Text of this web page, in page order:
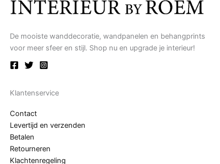
De mooiste wanddecoratie, wandpanelen en behangprints
voor meer sfeer en stijl. Shop nu en upgrade je interieur!
Klantenservice
Contact
Levertijd en verzenden
Betalen
Retourneren
Klachtenregeling